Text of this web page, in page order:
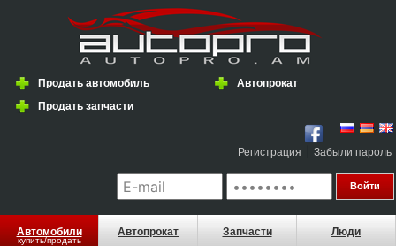
Продать автомобиль
Автопрокат
Продать запчасти
Регистрация Забыли пароль
Автомобили
купить/продать
Автопрокат Запчасти Люди